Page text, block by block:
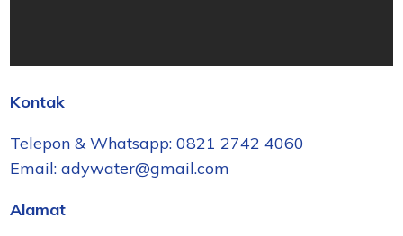
Kontak
Telepon & Whatsapp: 0821 2742 4060
Email: adywater@gmail.com
Alamat